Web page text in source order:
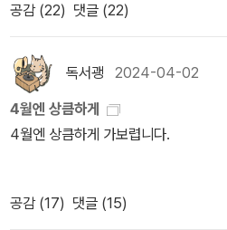
점수는 C. 대체 왜? 선생님은 자신이
달콤한 사람이 아니라 말했다.
호사에게 연락을 했던 미아는 드디
다. 행크와 루페, 미아는 LA로 부푼 마
그는 사정은 자세히 묻지도 않고 변호
며, 부가비는 별도라고 이야기했다. 행
휴지에도 값을 매기냐며 따졌다. 하지
는 말을 덧붙여 던지고 그들은 밖을 빠
대 속의 영원>을 다 읽었다. 책이 끝나
쉬움이 있고.. 그러고보니 요즘 나의
한참 안 읽었구나, 그래서 이렇게 헛헛
대신 사놓고 안 읽은 책이 이미 넘치
나오는 책 제목은 메모하지 않았다. 다
인지 머릿속에 남은 것도 없다. 그저
다는 기억만 남았다. <나는 당신들의
이후 이야기 <아내라는 이상한 존재>
공감 (22) 댓글 (22)
독서괭 2024-04-02
4월엔 상큼하게
4월엔 상큼하게 가보렵니다.
공감 (17) 댓글 (15)